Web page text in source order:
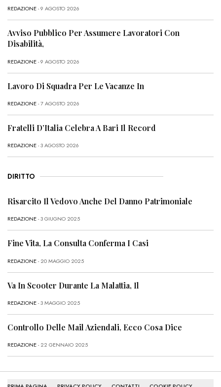
REDAZIONE- 9 AGOSTO 2026
Avviso Pubblico Per Assumere Lavoratori Con
Disabilità,
REDAZIONE- 9 AGOSTO 2026
Lavoro Di Squadra Per Le Vacanze In
REDAZIONE- 7 AGOSTO 2026
Fratelli D’Italia Celebra A Bari Il Record
REDAZIONE- 3 AGOSTO 2026
DIRITTO
Risarcito Il Vedovo Anche Del Danno Patrimoniale
REDAZIONE- 3 GIUGNO 2025
Fine Vita, La Consulta Conferma I Casi
REDAZIONE- 20 MAGGIO 2025
Va In Scooter Durante La Malattia, Il
REDAZIONE- 3 MAGGIO 2025
Controllo Delle Mail Aziendali, Ecco Cosa Dice
REDAZIONE- 22 GENNAIO 2025